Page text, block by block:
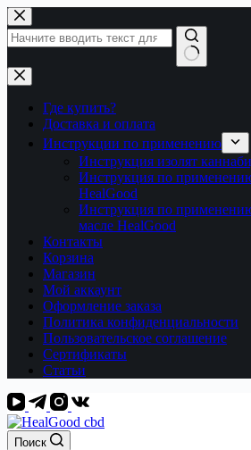
Перейти
к
сути
Ничего
не
найденоГде купить?
Доставка и оплата
Инструкции по применению
Инструкция изолят
Инструкция по
HealGood
Инструкция по
масле HealGood
Контакты
Корзина
Магазин
Мой аккаунт
Оформление заказа
Политика конфиденциальности
Пользовательское соглашение
Сертификаты
Статьи
Поиск